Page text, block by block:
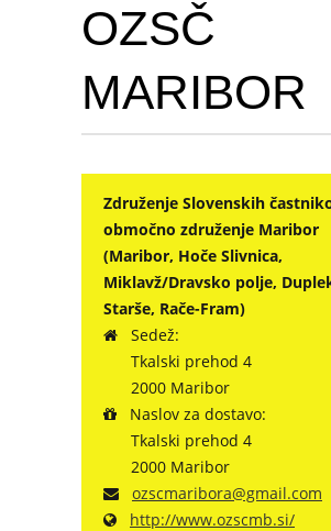
OZSČ
MARIBOR
Združenje Slovenskih
območno združenje Maribor
(Maribor, Hoče Slivnica,
Miklavž/Dravsko polje,
Starše, Rače-Fram)
Sedež:
Tkalski prehod 4
2000 Maribor
Naslov za dostavo:
Tkalski prehod 4
2000 Maribor
ozscmaribora@gmail.com
http://www.ozscmb.si/